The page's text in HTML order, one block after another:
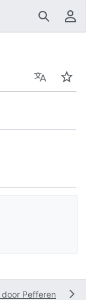
Zoeken
Taal
door Pefferen